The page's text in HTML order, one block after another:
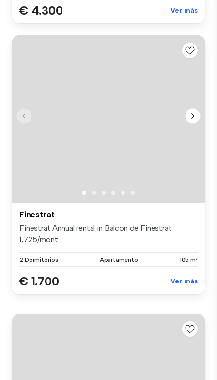
€ 4.300 Ver más
Finestrat
Finestrat Annual rental in Balcon de Finestrat
1,725/mont...
2 Dormitorios Apartamento 105 m²
€ 1.700 Ver más